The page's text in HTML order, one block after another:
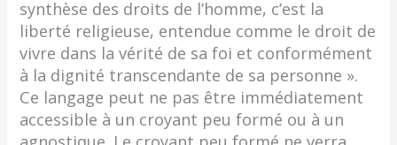
synthèse des droits de l’homme, c’est la
liberté religieuse, entendue comme le droit de
vivre dans la vérité de sa foi et conformément
à la dignité transcendante de sa personne ».
Ce langage peut ne pas être immédiatement
accessible à un croyant peu formé ou à un